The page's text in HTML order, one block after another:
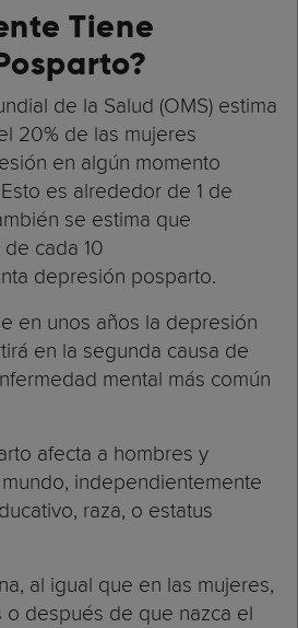
Tiene
de la Salud (OMS) estima
20% de las mujeres
en algún momento
es alrededor de 1 de
se estima que
cada 10
depresión posparto.
en unos años la depresión
en la segunda causa de
mental más común
afecta a hombres y
independientemente
raza, o estatus
al igual que en las mujeres,
o después de que nazca el